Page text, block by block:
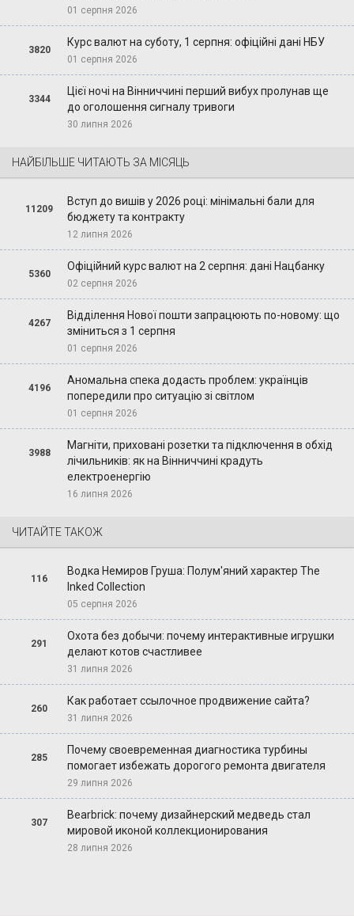
01 серпня 2026
3820
Курс валют на суботу, 1 серпня: офіційні дані НБУ
01 серпня 2026
3344
Цієї ночі на Вінниччині перший вибух пролунав ще
до оголошення сигналу тривоги
30 липня 2026
НАЙБІЛЬШЕ ЧИТАЮТЬ ЗА МІСЯЦЬ
11209
Вступ до вишів у 2026 році: мінімальні бали для
бюджету та контракту
12 липня 2026
5360
Офіційний курс валют на 2 серпня: дані Нацбанку
02 серпня 2026
4267
Відділення Нової пошти запрацюють по-новому: що
зміниться з 1 серпня
01 серпня 2026
4196
Аномальна спека додасть проблем: українців
попередили про ситуацію зі світлом
01 серпня 2026
3988
Магніти, приховані розетки та підключення в обхід
лічильників: як на Вінниччині крадуть
електроенергію
16 липня 2026
ЧИТАЙТЕ ТАКОЖ
116
Водка Немиров Груша: Полум'яний характер The
Inked Collection
05 серпня 2026
291
Охота без добычи: почему интерактивные игрушки
делают котов счастливее
31 липня 2026
260
Как работает ссылочное продвижение сайта?
31 липня 2026
285
Почему своевременная диагностика турбины
помогает избежать дорогого ремонта двигателя
29 липня 2026
307
Bearbrick: почему дизайнерский медведь стал
мировой иконой коллекционирования
28 липня 2026